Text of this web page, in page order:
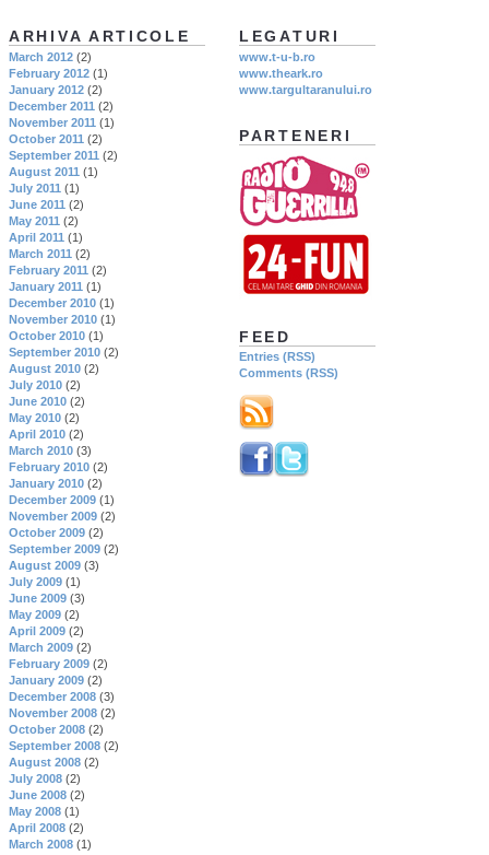
LEGATURI
www.t-u-b.ro
www.theark.ro
www.targultaranului.ro
PARTENERI
FEED
Entries (RSS)
Comments (RSS)
ARHIVA ARTICOLE
March 2012 (2)
February 2012 (1)
January 2012 (2)
December 2011 (2)
November 2011 (1)
October 2011 (2)
September 2011 (2)
August 2011 (1)
July 2011 (1)
June 2011 (2)
May 2011 (2)
April 2011 (1)
March 2011 (2)
February 2011 (2)
January 2011 (1)
December 2010 (1)
November 2010 (1)
October 2010 (1)
September 2010 (2)
August 2010 (2)
July 2010 (2)
June 2010 (2)
May 2010 (2)
April 2010 (2)
March 2010 (3)
February 2010 (2)
January 2010 (2)
December 2009 (1)
November 2009 (2)
October 2009 (2)
September 2009 (2)
August 2009 (3)
July 2009 (1)
June 2009 (3)
May 2009 (2)
April 2009 (2)
March 2009 (2)
February 2009 (2)
January 2009 (2)
December 2008 (3)
November 2008 (2)
October 2008 (2)
September 2008 (2)
August 2008 (2)
July 2008 (2)
June 2008 (2)
May 2008 (1)
April 2008 (2)
March 2008 (1)